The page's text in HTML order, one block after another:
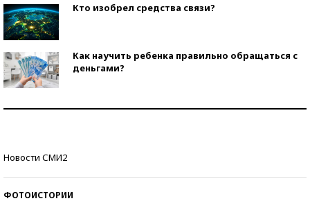
Кто изобрел средства связи?
Как научить ребенка правильно обращаться с
деньгами?
Новости СМИ2
ФОТОИСТОРИИ